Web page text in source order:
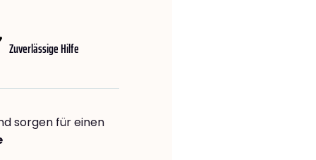
Zuverlässige Hilfe
sorgen für einen